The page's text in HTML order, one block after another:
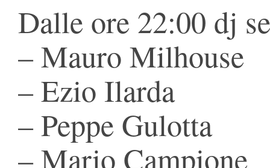
Dalle ore 22:00 dj
– Mauro Milhouse
– Ezio Ilarda
– Peppe Gulotta
– Mario Campione